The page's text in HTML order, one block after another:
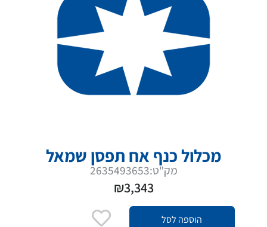
מכלול כנף אח תפסן שמאל
מק"ט:2635493653
₪3,343
הוספה לסל